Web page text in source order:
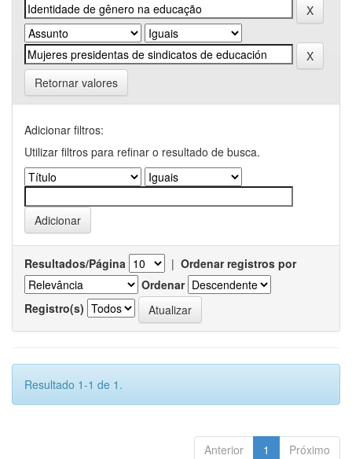
Retornar valores
Adicionar filtros:
Utilizar filtros para refinar o resultado de busca.
Resultados/Página | Ordenar registros por
Ordenar
Registro(s)
Resultado 1-1 de 1.
Anterior 1 Próximo